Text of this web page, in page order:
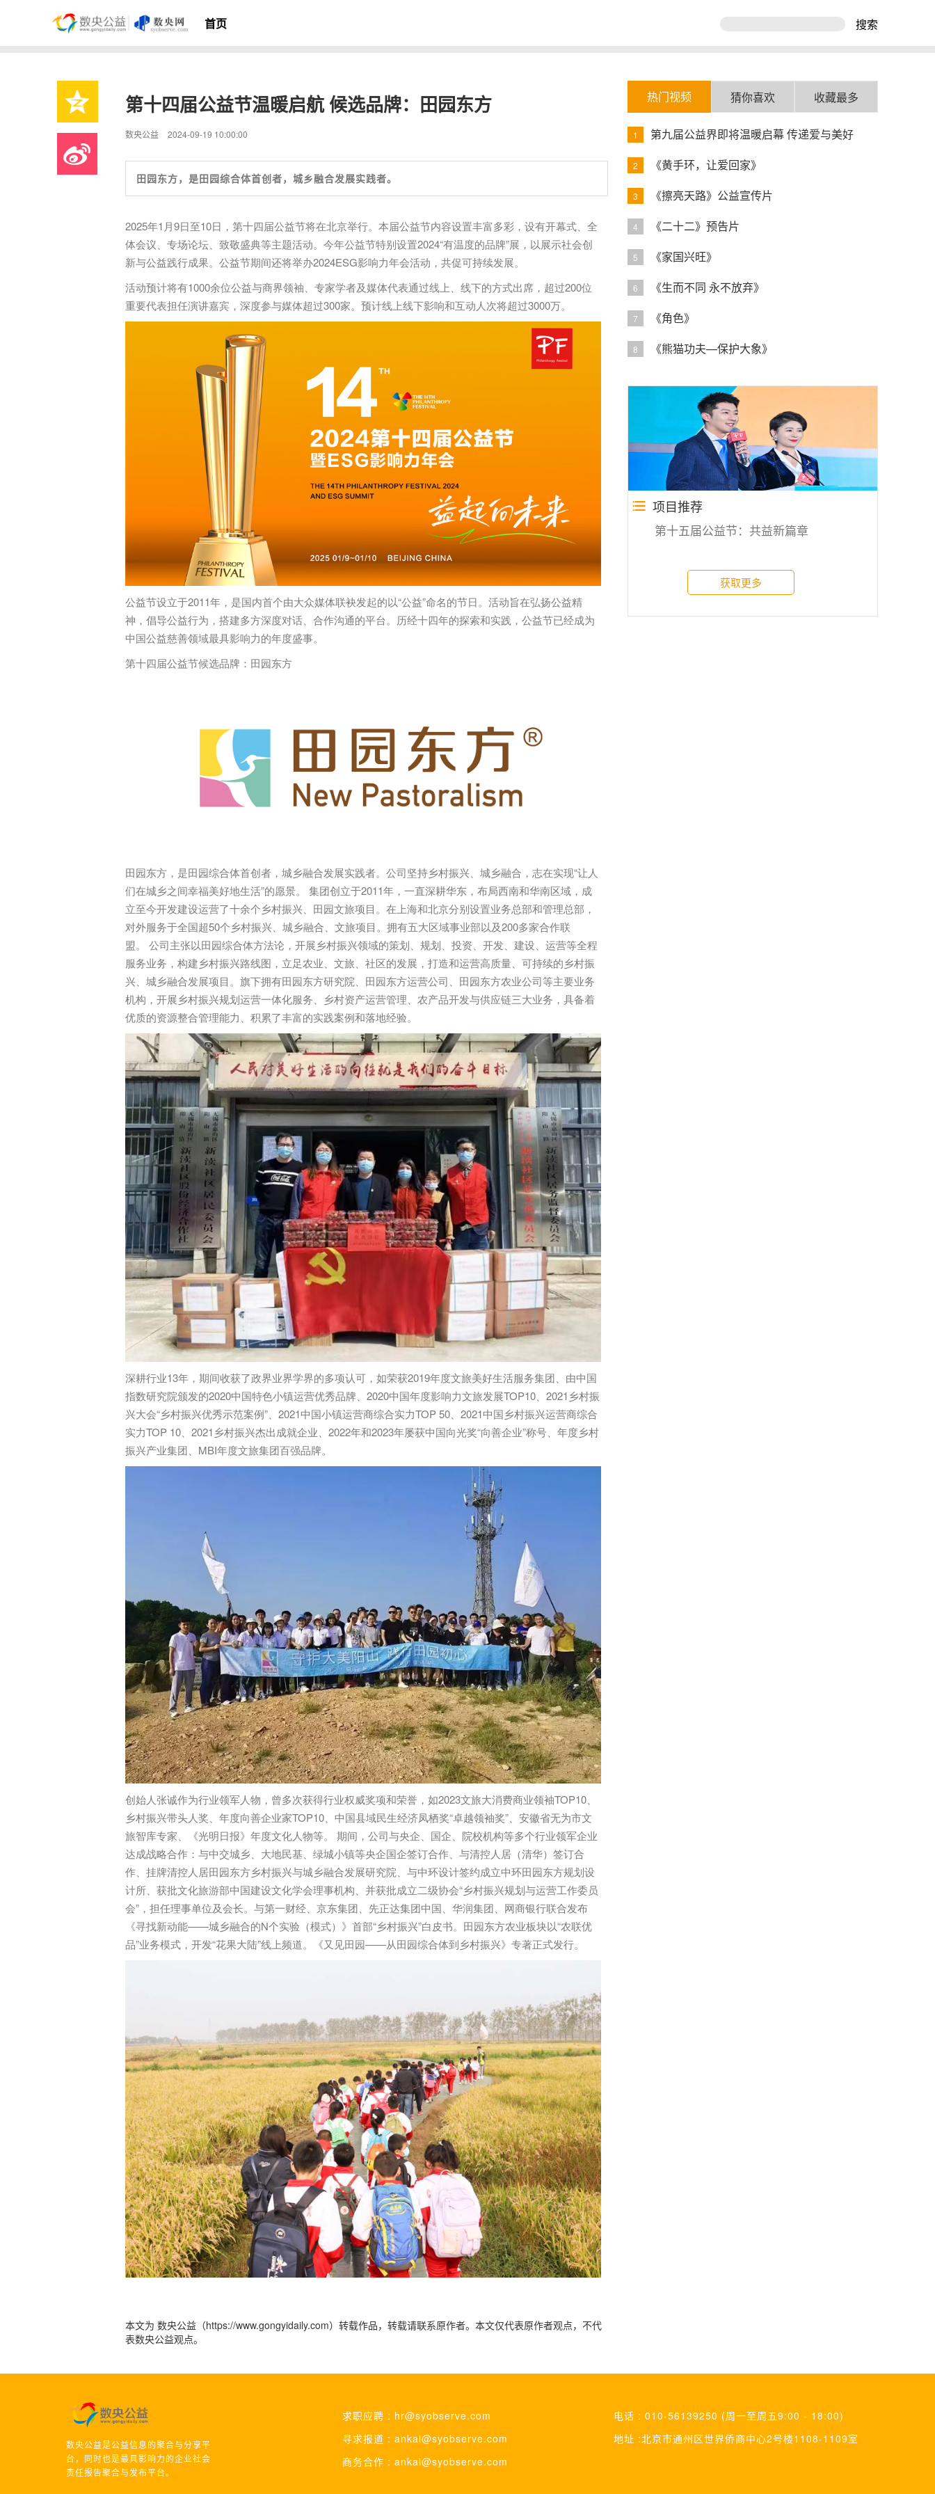
首页 搜索
第十四届公益节温暖启航 候选品牌：田园东方
数央公益 2024-09-19 10:00:00
田园东方，是田园综合体首创者，城乡融合发展实践者。
2025年1月9日至10日，第十四届公益节将在北京举行。本届公益节内容设置丰富多彩，设有开幕式、全
体会议、专场论坛、致敬盛典等主题活动。今年公益节特别设置2024“有温度的品牌”展，以展示社会创
新与公益践行成果。公益节期间还将举办2024ESG影响力年会活动，共促可持续发展。
活动预计将有1000余位公益与商界领袖、专家学者及媒体代表通过线上、线下的方式出席，超过200位
重要代表担任演讲嘉宾，深度参与媒体超过300家。预计线上线下影响和互动人次将超过3000万。
公益节设立于2011年，是国内首个由大众媒体联袂发起的以“公益”命名的节日。活动旨在弘扬公益精
神，倡导公益行为，搭建多方深度对话、合作沟通的平台。历经十四年的探索和实践，公益节已经成为
中国公益慈善领域最具影响力的年度盛事。
第十四届公益节候选品牌： 田园东方
田园东方，是田园综合体首创者，城乡融合发展实践者。公司坚持乡村振兴、城乡融合，志在实现“让人
们在城乡之间幸福美好地生活”的愿景。 集团创立于2011年，一直深耕华东，布局西南和华南区域，成
立至今开发建设运营了十余个乡村振兴、田园文旅项目。在上海和北京分别设置业务总部和管理总部，
对外服务于全国超50个乡村振兴、城乡融合、文旅项目。拥有五大区域事业部以及200多家合作联
盟。 公司主张以田园综合体方法论，开展乡村振兴领域的策划、规划、投资、开发、建设、运营等全程
服务业务，构建乡村振兴路线图，立足农业、文旅、社区的发展，打造和运营高质量、可持续的乡村振
兴、城乡融合发展项目。旗下拥有田园东方研究院、田园东方运营公司、田园东方农业公司等主要业务
机构，开展乡村振兴规划运营一体化服务、乡村资产运营管理、农产品开发与供应链三大业务，具备着
优质的资源整合管理能力、积累了丰富的实践案例和落地经验。
深耕行业13年，期间收获了政界业界学界的多项认可，如荣获2019年度文旅美好生活服务集团、由中国
指数研究院颁发的2020中国特色小镇运营优秀品牌、2020中国年度影响力文旅发展TOP10、2021乡村振
兴大会“乡村振兴优秀示范案例”、2021中国小镇运营商综合实力TOP 50、2021中国乡村振兴运营商综合
实力TOP 10、2021乡村振兴杰出成就企业、2022年和2023年屡获中国向光奖“向善企业”称号、年度乡村
振兴产业集团、MBI年度文旅集团百强品牌。
创始人张诚作为行业领军人物，曾多次获得行业权威奖项和荣誉，如2023文旅大消费商业领袖TOP10、
乡村振兴带头人奖、年度向善企业家TOP10、中国县域民生经济凤栖奖“卓越领袖奖”、安徽省无为市文
旅智库专家、《光明日报》年度文化人物等。 期间，公司与央企、国企、院校机构等多个行业领军企业
达成战略合作：与中交城乡、大地民基、绿城小镇等央企国企签订合作、与清控人居（清华）签订合
作、挂牌清控人居田园东方乡村振兴与城乡融合发展研究院、与中环设计签约成立中环田园东方规划设
计所、获批文化旅游部中国建设文化学会理事机构、并获批成立二级协会“乡村振兴规划与运营工作委员
会”，担任理事单位及会长。与第一财经、京东集团、先正达集团中国、华润集团、网商银行联合发布
《寻找新动能——城乡融合的N个实验（模式）》首部“乡村振兴”白皮书。田园东方农业板块以“农联优
品”业务模式，开发“花果大陆”线上频道。《又见田园——从田园综合体到乡村振兴》专著正式发行。
本文为 数央公益（https://www.gongyidaily.com）转载作品，转载请联系原作者。本文仅代表原作者观点，不代
表数央公益观点。
热门视频 猜你喜欢 收藏最多
1 第九届公益界即将温暖启幕 传递爱与美好
2 《黄手环，让爱回家》
3 《擦亮天路》公益宣传片
4 《二十二》预告片
5 《家国兴旺》
6 《生而不同 永不放弃》
7 《角色》
8 《熊猫功夫—保护大象》
项目推荐
第十五届公益节：共益新篇章
获取更多
数央公益是公益信息的聚合与分享平
台，同时也是最具影响力的企业社会
责任报告聚合与发布平台。
求职应聘 : hr@syobserve.com
寻求报道 : ankai@syobserve.com
商务合作 : ankai@syobserve.com
电话 : 010-56139250 (周一至周五9:00 - 18:00)
地址 :北京市通州区世界侨商中心2号楼1108-1109室